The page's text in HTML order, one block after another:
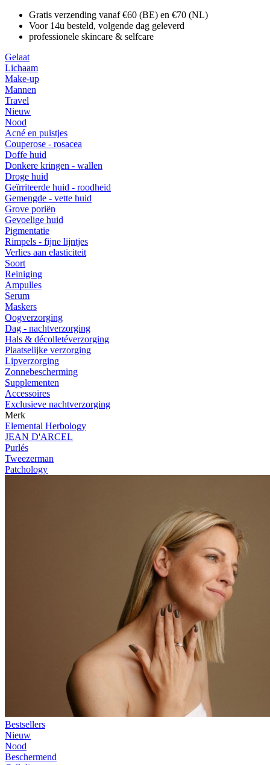
Gratis verzending vanaf €60 (BE) en €70 (NL)
Voor 14u besteld, volgende dag geleverd
professionele skincare & selfcare
Gelaat
Lichaam
Make-up
Mannen
Travel
Nieuw
Nood
Acné en puistjes
Couperose - rosacea
Doffe huid
Donkere kringen - wallen
Droge huid
Geïrriteerde huid - roodheid
Gemengde - vette huid
Grove poriën
Gevoelige huid
Pigmentatie
Rimpels - fijne lijntjes
Verlies aan elasticiteit
Soort
Reiniging
Ampulles
Serum
Maskers
Oogverzorging
Dag - nachtverzorging
Hals & décolletéverzorging
Plaatselijke verzorging
Lipverzorging
Zonnebescherming
Supplementen
Accessoires
Exclusieve nachtverzorging
Merk
Elemental Herbology
JEAN D'ARCEL
Purlés
Tweezerman
Patchology
Bestsellers
Nieuw
Nood
Beschermend